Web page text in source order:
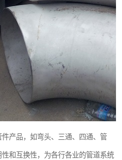
产品，如弯头、三通、四通、管
和互换性，为各行各业的管道系统